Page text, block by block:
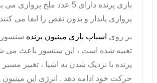
بازی پرنده
دارای 5 عدد ملخ پروازی
پروازی پایدار و بدون نقص را ایفا می
بر روی اسباب بازی مینیون پرنده سنسور
تعبیه شده است ، این سنسور باعث می
پرنده با نزدیک شدن به اشیا ، تغییر مسیر
حرکت خود ادامه دهد . انرژی این مینیون